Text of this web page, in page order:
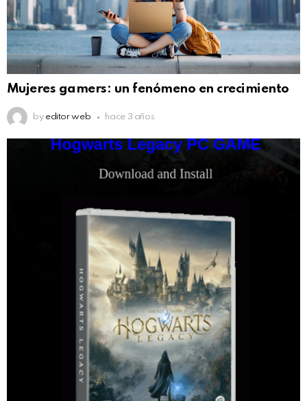
Mujeres gamers: un fenómeno en crecimiento
by editor web hace 3 años